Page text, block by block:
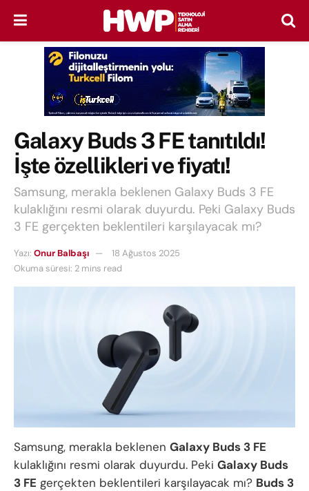
Galaxy Buds 3 FE tanıtıldı!
İşte özellikleri ve fiyatı!
Samsung, merakla beklenen Galaxy Buds 3 FE
kulaklığını resmi olarak duyurdu. Peki Galaxy Buds
3 FE gerçekten beklentileri karşılayacak mı?
Yazı: Onur Balbaşı
18 Ağustos 2025
Okuma süresi: 2 mins read
Samsung, merakla beklenen Galaxy Buds 3 FE
kulaklığını resmi olarak duyurdu. Peki Galaxy Buds
3 FE gerçekten beklentileri karşılayacak mı? Buds 3